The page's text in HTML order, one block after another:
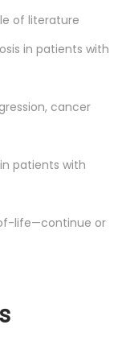
of literature
in patients with
cancer
patients with
life—continue or